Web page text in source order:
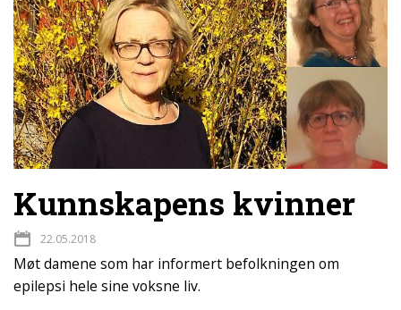
Kunnskapens kvinner
22.05.2018
Møt damene som har informert befolkningen om
epilepsi hele sine voksne liv.